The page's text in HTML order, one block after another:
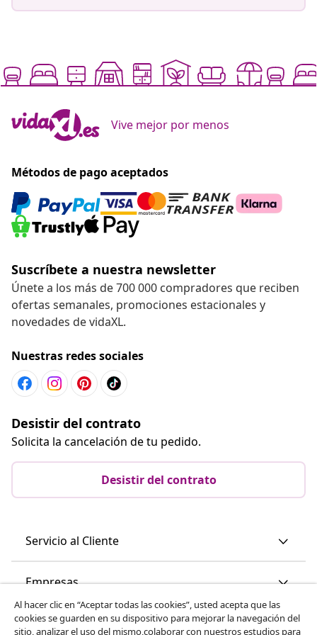
Vive mejor por menos
Métodos de pago aceptados
Suscríbete a nuestra newsletter
Únete a los más de 700 000 compradores que reciben
ofertas semanales, promociones estacionales y
novedades de vidaXL.
Nuestras redes sociales
Desistir del contrato
Solicita la cancelación de tu pedido.
Desistir del contrato
Servicio al Cliente
Empresas
vidaXL
Al hacer clic en “Aceptar todas las cookies”, usted acepta que las
cookies se guarden en su dispositivo para mejorar la navegación del
sitio, analizar el uso del mismo,colaborar con nuestros estudios para